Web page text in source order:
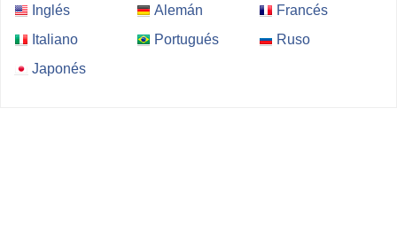
Inglés Alemán
Francés
Italiano
Portugués
Ruso
Japonés